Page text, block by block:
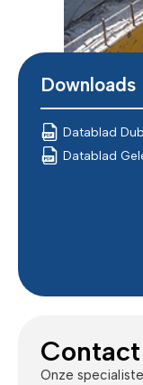
Downloads
Datablad
Datablad
Contact
Onze